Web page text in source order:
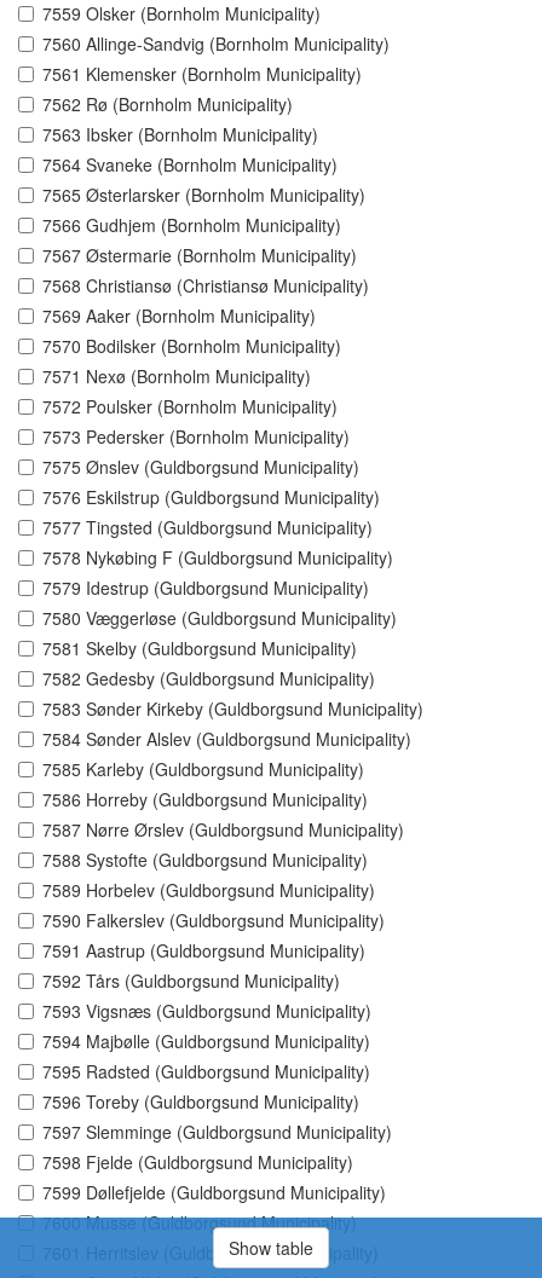
7559 Olsker (Bornholm Municipality)
7560 Allinge-Sandvig (Bornholm Municipality)
7561 Klemensker (Bornholm Municipality)
7562 Rø (Bornholm Municipality)
7563 Ibsker (Bornholm Municipality)
7564 Svaneke (Bornholm Municipality)
7565 Østerlarsker (Bornholm Municipality)
7566 Gudhjem (Bornholm Municipality)
7567 Østermarie (Bornholm Municipality)
7568 Christiansø (Christiansø Municipality)
7569 Aaker (Bornholm Municipality)
7570 Bodilsker (Bornholm Municipality)
7571 Nexø (Bornholm Municipality)
7572 Poulsker (Bornholm Municipality)
7573 Pedersker (Bornholm Municipality)
7575 Ønslev (Guldborgsund Municipality)
7576 Eskilstrup (Guldborgsund Municipality)
7577 Tingsted (Guldborgsund Municipality)
7578 Nykøbing F (Guldborgsund Municipality)
7579 Idestrup (Guldborgsund Municipality)
7580 Væggerløse (Guldborgsund Municipality)
7581 Skelby (Guldborgsund Municipality)
7582 Gedesby (Guldborgsund Municipality)
7583 Sønder Kirkeby (Guldborgsund Municipality)
7584 Sønder Alslev (Guldborgsund Municipality)
7585 Karleby (Guldborgsund Municipality)
7586 Horreby (Guldborgsund Municipality)
7587 Nørre Ørslev (Guldborgsund Municipality)
7588 Systofte (Guldborgsund Municipality)
7589 Horbelev (Guldborgsund Municipality)
7590 Falkerslev (Guldborgsund Municipality)
7591 Aastrup (Guldborgsund Municipality)
7592 Tårs (Guldborgsund Municipality)
7593 Vigsnæs (Guldborgsund Municipality)
7594 Majbølle (Guldborgsund Municipality)
7595 Radsted (Guldborgsund Municipality)
7596 Toreby (Guldborgsund Municipality)
7597 Slemminge (Guldborgsund Municipality)
7598 Fjelde (Guldborgsund Municipality)
7599 Døllefjelde (Guldborgsund Municipality)
7600 Musse (Guldborgsund Municipality)
7601 Herritslev (Guldborgsund Municipality)
Show table